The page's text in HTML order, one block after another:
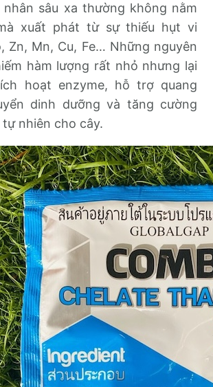
nhân sâu xa thường không nằm
xuất phát từ sự thiếu hụt vi
Zn, Mn, Cu, Fe… Những nguyên
hàm lượng rất nhỏ nhưng lại
hoạt enzyme, hỗ trợ quang
dinh dưỡng và tăng cường
nhiên cho cây.